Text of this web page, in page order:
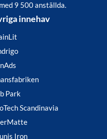
9 500 anställda.
innehav
Park
Scandinavia
Iron